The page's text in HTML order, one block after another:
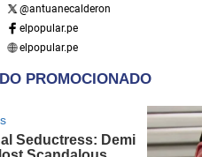
@antuanecalderon
elpopular.pe
elpopular.pe